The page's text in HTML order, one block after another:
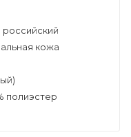
российский
кожа
полиэстер